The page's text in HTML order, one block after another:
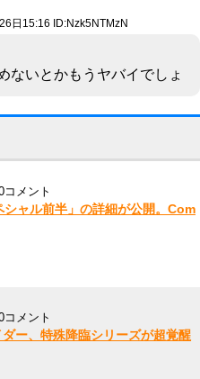
日15:16 ID:Nzk5NTMzN
ないとかもうヤバイでしょ
コメント
ャル前半」の詳細が公開。Com
コメント
ー、特殊降臨シリーズが超覚醒